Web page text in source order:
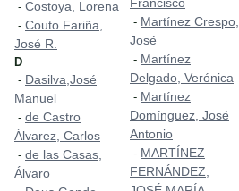
- Costoya, Lorena
- Couto Fariña,
José R.
D
- Dasilva,José
Manuel
- de Castro
Álvarez, Carlos
- de las Casas,
Álvaro
Francisco
- Martínez Crespo,
José
- Martínez
Delgado, Verónica
- Martínez
Domínguez, José
Antonio
- MARTÍNEZ
FERNÁNDEZ,